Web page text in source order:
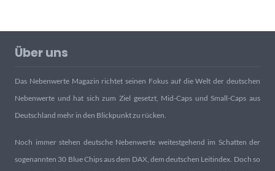
Über uns
Das Nebenwerte Magazin richtet seinen Fokus auf die Welt der deutschen
Nebenwerte und hat sich zum Ziel gesetzt, Mid-Caps und Small-Caps aus
Deutschland mehr in den Blickpunkt zu rücken.
Noch immer stehen deutsche Nebenwerte weitestgehend im Schatten der
sogenannten 30 Blue Chips aus dem DAX, dem deutschen Leitindex. Doch so